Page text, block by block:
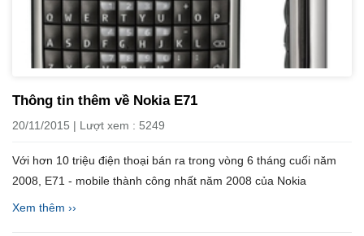
Thông tin thêm về Nokia E71
20/11/2015 | Lượt xem : 5249
Với hơn 10 triệu điện thoại bán ra trong vòng 6 tháng cuối năm
2008, E71 - mobile thành công nhất năm 2008 của Nokia
Xem thêm ››